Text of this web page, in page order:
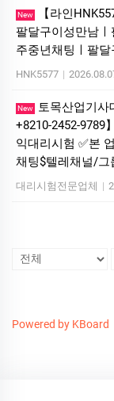
New
【라인
팔달구이성만남
주중년채팅ㅣ팔
HNK5577 |
New
토목산업기
+8210-2452-9789
익대리시험 ✅본
채팅$텔레채널/그
대리시험전문업체 |
Powered by KBoard